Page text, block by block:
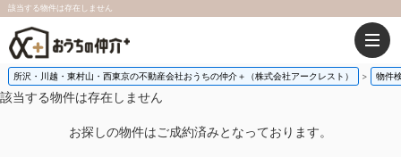
該当する物件は存在しません
所沢・川越・東村山・西東京の不動産会社おうちの仲介＋（株式会社アークレスト） 物件
該当する物件は存在しません
お探しの物件はご成約済みとなっております。